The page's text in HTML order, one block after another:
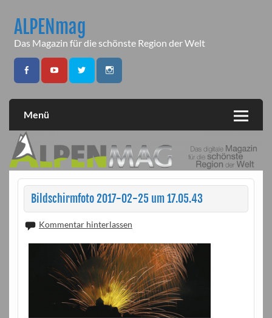
contentALPENmag
Das Magazin für die schönste Region der Welt
Menü
Bildschirmfoto 2017-02-25 um 17.05.43
Kommentar hinterlassen